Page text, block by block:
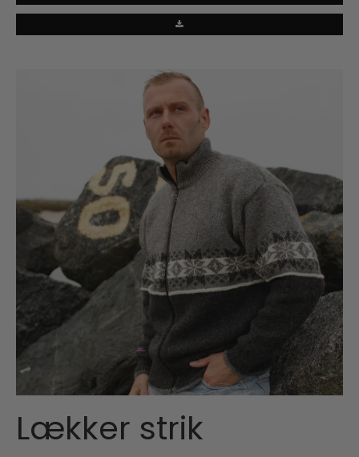
Lækker strik